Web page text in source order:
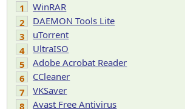
1
WinRAR
2
DAEMON Tools Lite
3
uTorrent
4
UltraISO
5
Adobe Acrobat Reader
6
CCleaner
7
VKSaver
8
Avast Free Antivirus